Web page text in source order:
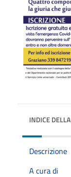
INDICE
Descrizione
A cura di